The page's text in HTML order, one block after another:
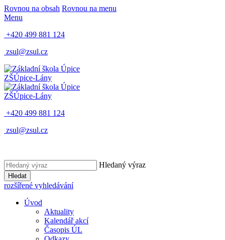
Rovnou na obsah Rovnou na menu
Menu
+420 499 881 124
zsul@zsul.cz
ZŠÚpice-Lány
ZŠÚpice-Lány
+420 499 881 124
zsul@zsul.cz
Hledaný výraz
Hledat
rozšířené vyhledávání
Úvod
Aktuality
Kalendář akcí
Časopis ÚL